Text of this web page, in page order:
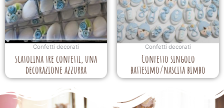
Confetti decorati
scatolina tre confetti, una
decorazione azzurra
Confetti decorati
Confetto singolo
battesimo/nascita bimbo